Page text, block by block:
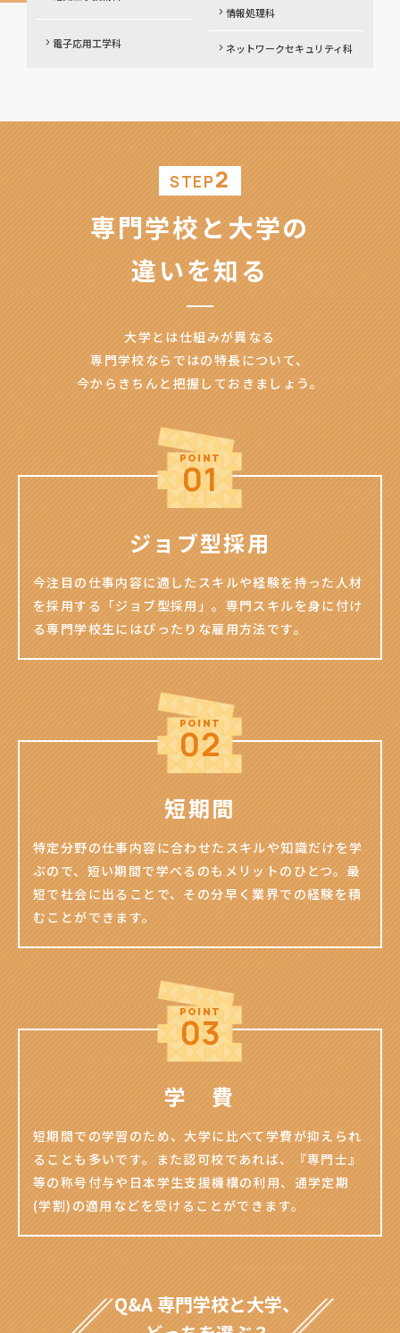
電子応用工学科
情報処理科
ネットワークセキュリティ科
STEP2
専門学校と大学の
違いを知る
大学とは仕組みが異なる
専門学校ならではの特長について、
今からきちんと把握しておきましょう。
ジョブ型採用
今注目の仕事内容に適したスキルや経験を持った人材
を採用する「ジョブ型採用」。専門スキルを身に付け
る専門学校生にはぴったりな雇用方法です。
短期間
特定分野の仕事内容に合わせたスキルや知識だけを学
ぶので、短い期間で学べるのもメリットのひとつ。最
短で社会に出ることで、その分早く業界での経験を積
むことができます。
学 費
短期間での学習のため、大学に比べて学費が抑えられ
ることも多いです。また認可校であれば、『専門士』
等の称号付与や日本学生支援機構の利用、通学定期
(学割)の適用などを受けることができます。
Q&A 専門学校と大学、